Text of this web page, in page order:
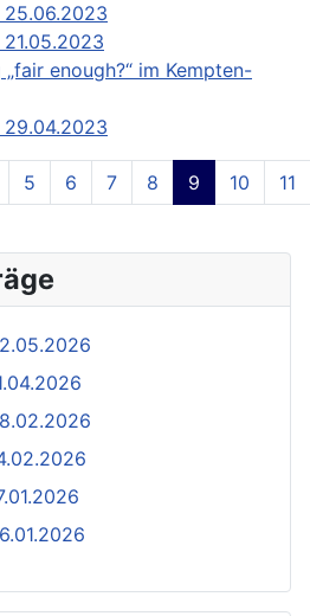
enough?“ im Kempten-
Seite 9 von 11
5 6 7 8 9 10 11